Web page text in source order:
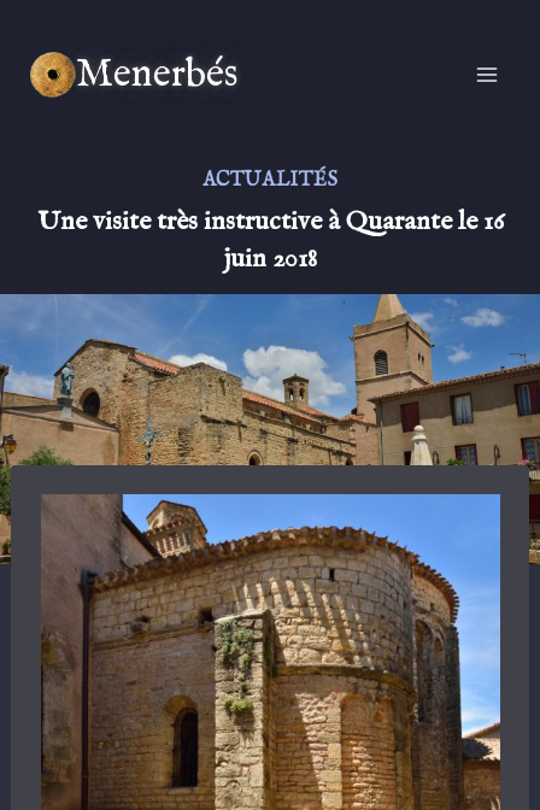
contenuMenerbés
ACTUALITÉS
Une visite très instructive à Quarante le 16
juin 2018